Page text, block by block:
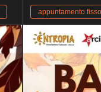
appuntamento fisso